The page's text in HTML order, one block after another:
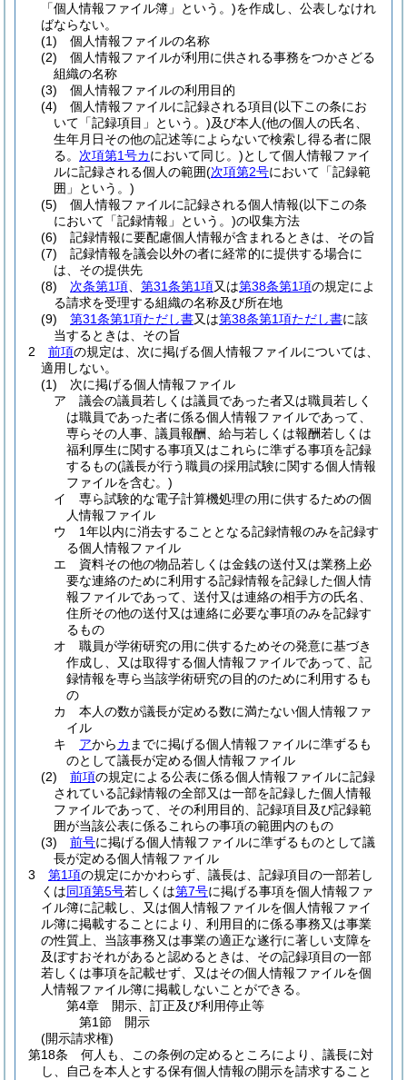
「個人情報ファイル簿」という。)を作成し、公表しなけれ
ばならない。
(1)
個人情報ファイルの名称
(2)
個人情報ファイルが利用に供される事務をつかさどる
組織の名称
(3)
個人情報ファイルの利用目的
(4)
個人情報ファイルに記録される項目(以下この条にお
いて「記録項目」という。)及び本人(他の個人の氏名、
生年月日その他の記述等によらないで検索し得る者に限
る。 次項第1号カにおいて同じ。)として個人情報ファイ
ルに記録される個人の範囲(次項第2号において「記録範
囲」という。)
(5)
個人情報ファイルに記録される個人情報(以下この条
において「記録情報」という。)の収集方法
(6)
記録情報に要配慮個人情報が含まれるときは、その旨
(7)
記録情報を議会以外の者に経常的に提供する場合に
は、その提供先
(8)
次条第1項 第31条第1項又は第38条第1項の規定によ
る請求を受理する組織の名称及び所在地
(9)
第31条第1項ただし書又は第38条第1項ただし書に該
当するときは、その旨
2
前項の規定は、次に掲げる個人情報ファイルについては、
適用しない。
(1)
次に掲げる個人情報ファイル
ア
議会の議員若しくは議員であった者又は職員若しく
は職員であった者に係る個人情報ファイルであって、
専らその人事、議員報酬、給与若しくは報酬若しくは
福利厚生に関する事項又はこれらに準ずる事項を記録
するもの(議長が行う職員の採用試験に関する個人情報
ファイルを含む。)
イ
専ら試験的な電子計算機処理の用に供するための個
人情報ファイル
ウ
1年以内に消去することとなる記録情報のみを記録す
る個人情報ファイル
エ
資料その他の物品若しくは金銭の送付又は業務上必
要な連絡のために利用する記録情報を記録した個人情
報ファイルであって、送付又は連絡の相手方の氏名、
住所その他の送付又は連絡に必要な事項のみを記録す
るもの
オ
職員が学術研究の用に供するためその発意に基づき
作成し、又は取得する個人情報ファイルであって、記
録情報を専ら当該学術研究の目的のために利用するも
の
カ
本人の数が議長が定める数に満たない個人情報ファ
イル
キ
アからカ までに掲げる個人情報ファイルに準ずるも
のとして議長が定める個人情報ファイル
(2)
前項の規定による公表に係る個人情報ファイルに記録
されている記録情報の全部又は一部を記録した個人情報
ファイルであって、その利用目的、記録項目及び記録範
囲が当該公表に係るこれらの事項の範囲内のもの
(3)
前号に掲げる個人情報ファイルに準ずるものとして議
長が定める個人情報ファイル
3
第1項の規定にかかわらず、議長は、記録項目の一部若し
くは同項第5号若しくは第7号に掲げる事項を個人情報ファ
イル簿に記載し、又は個人情報ファイルを個人情報ファイ
ル簿に掲載することにより、利用目的に係る事務又は事業
の性質上、当該事務又は事業の適正な遂行に著しい支障を
及ぼすおそれがあると認めるときは、その記録項目の一部
若しくは事項を記載せず、又はその個人情報ファイルを個
人情報ファイル簿に掲載しないことができる。
第4章
開示、訂正及び利用停止等
第1節
開示
(開示請求権)
第18条
何人も、この条例の定めるところにより、議長に対
し、自己を本人とする保有個人情報の開示を請求すること